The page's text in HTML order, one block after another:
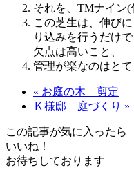
それを、TMナイン(
この芝生は、伸び
り込みを行うだけ
欠点は高いこと、
管理が楽なのはと
« お庭の木 剪定
Ｋ様邸 庭づくり »
この記事が気に入ったら
いいね！
お待ちしております